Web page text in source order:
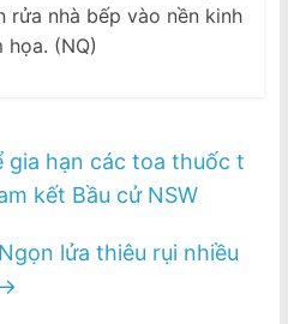
rửa nhà bếp vào nền kinh
(NQ)
gia hạn các toa thuốc t
kết Bầu cử NSW
lửa thiêu rụi nhiều
→